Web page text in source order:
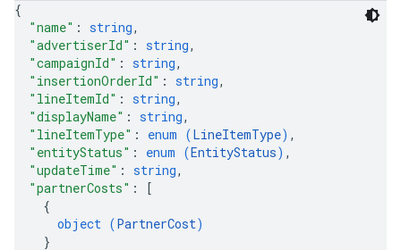
{
"name" : string,
"advertiserId" : string,
"campaignId" : string,
"insertionOrderId" : string,
"lineItemId" : string,
"displayName" : string,
"lineItemType" : enum (LineItemType) ,
"entityStatus" : enum (EntityStatus) ,
"updateTime" : string,
"partnerCosts" :
[
{
object (PartnerCost)
}